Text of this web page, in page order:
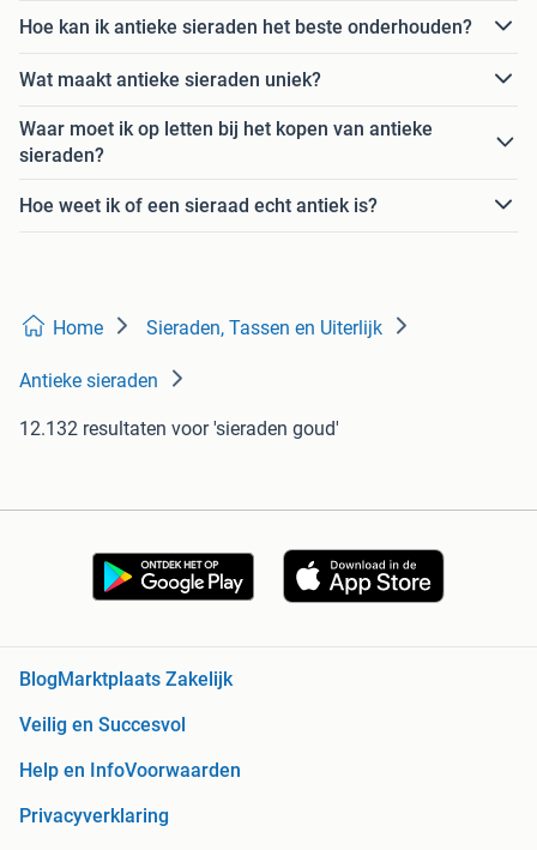
Hoe kan ik antieke sieraden het beste onderhouden?
Wat maakt antieke sieraden uniek?
Waar moet ik op letten bij het kopen van antieke
sieraden?
Hoe weet ik of een sieraad echt antiek is?
Home Sieraden, Tassen en Uiterlijk
Antieke sieraden
12.132 resultaten voor 'sieraden goud'
BlogMarktplaats Zakelijk
Veilig en Succesvol
Help en InfoVoorwaarden
Privacyverklaring